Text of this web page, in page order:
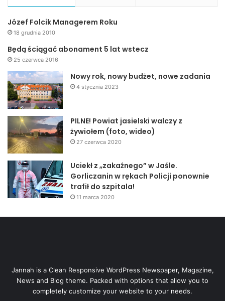
Józef Folcik Managerem Roku
18 grudnia 2010
Będą ściągać abonament 5 lat wstecz
25 czerwca 2016
Nowy rok, nowy budżet, nowe zadania
4 stycznia 2023
PILNE! Powiat jasielski walczy z
żywiołem (foto, wideo)
27 czerwca 2020
Uciekł z „zakaźnego” w Jaśle.
Gorliczanin w rękach Policji ponownie
trafił do szpitala!
11 marca 2020
Jannah is a Clean Responsive WordPress Newspaper, Magazine,
News and Blog theme. Packed with options that allow you to
completely customize your website to your needs.